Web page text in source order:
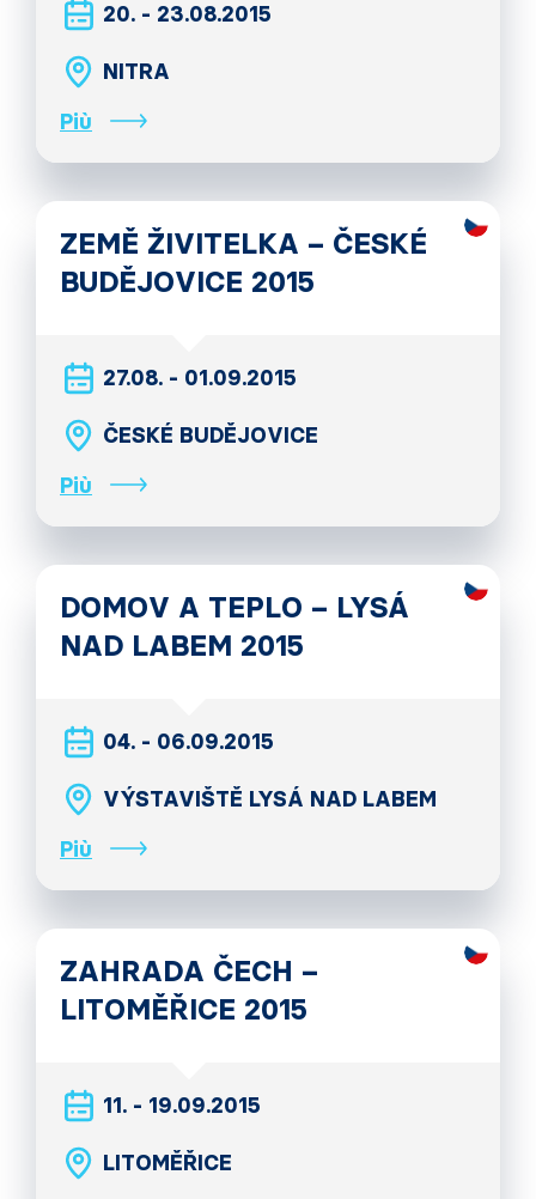
20. - 23.08.2015
NITRA
Più
ZEMĚ ŽIVITELKA – ČESKÉ
BUDĚJOVICE 2015
27.08. - 01.09.2015
ČESKÉ BUDĚJOVICE
Più
DOMOV A TEPLO – LYSÁ
NAD LABEM 2015
04. - 06.09.2015
VÝSTAVIŠTĚ LYSÁ NAD LABEM
Più
ZAHRADA ČECH –
LITOMĚŘICE 2015
11. - 19.09.2015
LITOMĚŘICE